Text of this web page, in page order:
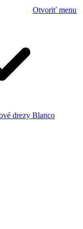
Otvoriť menu
drezy Blanco